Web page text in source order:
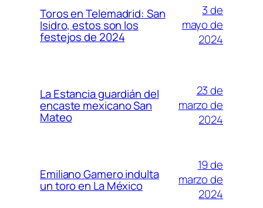
Toros en Telemadrid: San
Isidro, estos son los
festejos de 2024
3 de
mayo de
2024
La Estancia guardián del
encaste mexicano San
Mateo
23 de
marzo de
2024
Emiliano Gamero indulta
un toro en La México
19 de
marzo de
2024